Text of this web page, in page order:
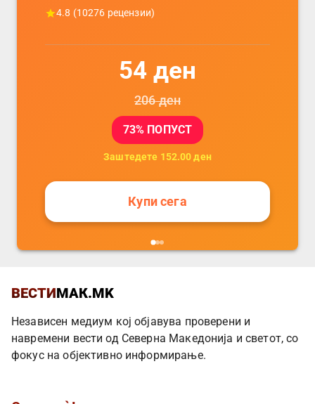
4.8 (10276 рецензии)
54 ден
206ден
73% ПОПУСТ
Заштедете 152.00 ден
Купи сега
ВЕСТИМАК.MK
Независен медиум кој објавува проверени и
навремени вести од Северна Македонија и светот, со
фокус на објективно информирање.